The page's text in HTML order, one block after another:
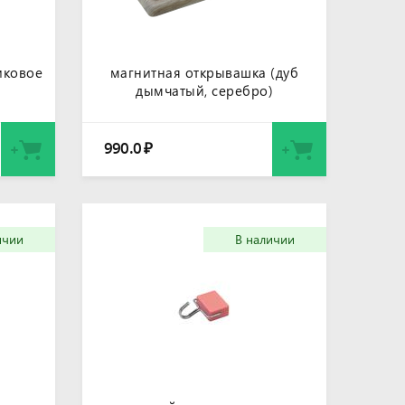
магнитная открывашка (дуб
дымчатый, серебро)
990.0₽
В наличии